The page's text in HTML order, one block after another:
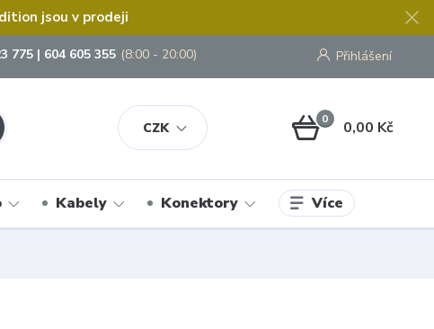
jsou v prodeji
CZK
Přihlášení
775 | 604 605 355 (8:00 - 20:00)
0 0,00 Kč
Kabely Konektory Více